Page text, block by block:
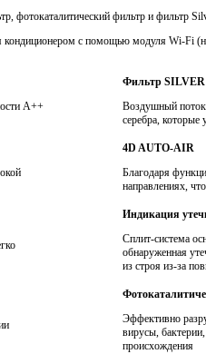
фотокаталитический фильтр и фильтр
с помощью модуля Wi-Fi
А++
Фильтр
Воздушный
серебра,
4D AUTO-AIR
Благодаря
направлениях,
Индикация
Сплит-система
обнаруженная
из строя из-за
Эффективно
вирусы,
происхождения